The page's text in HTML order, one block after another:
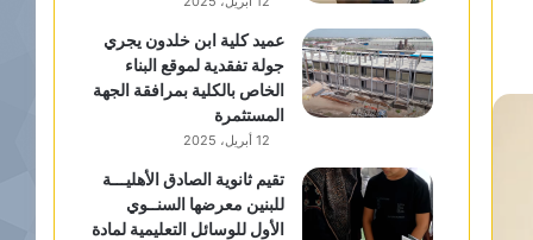
عميد كلية ابن خلدون يجري
جولة تفقدية لموقع البناء
الخاص بالكلية بمرافقة الجهة
المستثمرة
12 أبريل، 2025
تقيم ثانوية الصادق الأهليـــة
للبنين معرضها السنــوي
الأول للوسائل التعليمية لمادة